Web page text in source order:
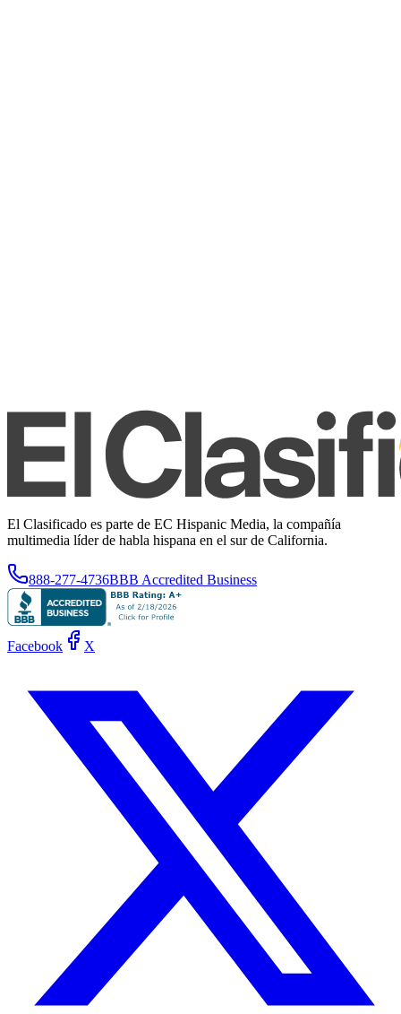
El Clasificado es parte de EC Hispanic Media, la compañía
multimedia líder de habla hispana en el sur de California.
888-277-4736BBB Accredited Business
Facebook X